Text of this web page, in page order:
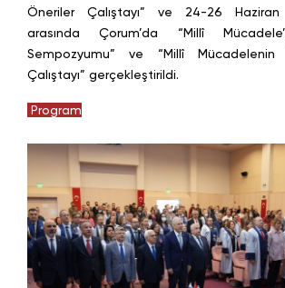
Öneriler Çalıştayı” ve 24-26
arasında Çorum’da “Millî
Sempozyumu” ve “Millî Mücadelenin
Çalıştayı” gerçekleştirildi.
Program